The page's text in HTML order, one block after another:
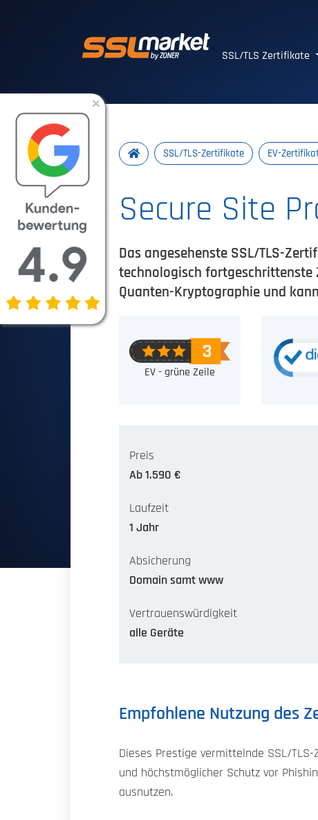
SSL/TLS Zertifikate
SSL/TLS-Zertifikate EV-
Secure Site
Das angesehenste SSL/TLS-
technologisch fortgeschrittenste
Quanten-Kryptographie und
EV - grüne Zeile
Preis
Ab 1.590 €
Laufzeit
1 Jahr
Absicherung
Domain samt www
Vertrauenswürdigkeit
alle Geräte
Empfohlene Nutzung des
Dieses Prestige vermittelnde SSL/
und höchstmöglicher Schutz vor
ausnutzen.
×